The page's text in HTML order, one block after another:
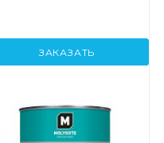
ЗАКАЗАТЬ